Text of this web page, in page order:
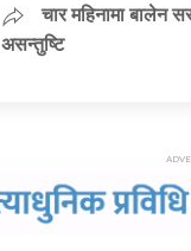
चार महिनामा बालेन
असन्तुष्टि